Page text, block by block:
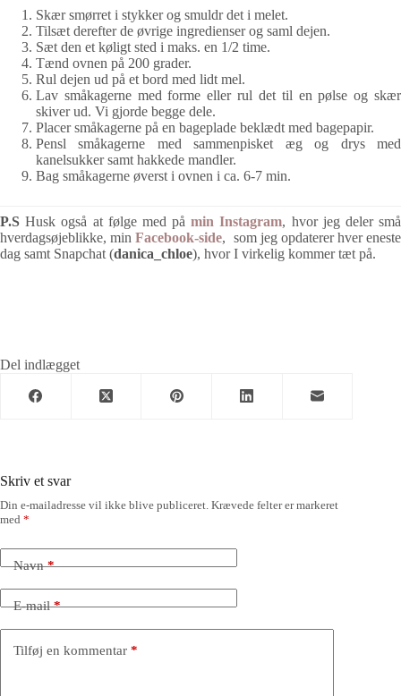
Skær smørret i stykker og smuldr det i melet.
Tilsæt derefter de øvrige ingredienser og saml dejen.
Sæt den et køligt sted i maks. en 1/2 time.
Tænd ovnen på 200 grader.
Rul dejen ud på et bord med lidt mel.
Lav småkagerne med forme eller rul det til en pølse og skær
skiver ud. Vi gjorde begge dele.
Placer småkagerne på en bageplade beklædt med bagepapir.
Pensl småkagerne med sammenpisket æg og drys med
kanelsukker samt hakkede mandler.
Bag småkagerne øverst i ovnen i ca. 6-7 min.
P.S Husk også at følge med påmin Instagram, hvor jeg deler små
hverdagsøjeblikke, minFacebook-side, som jeg opdaterer hver eneste
dag samt Snapchat (danica_chloe), hvor I virkelig kommer tæt på.
Del indlægget
Skriv et svar
Din e-mailadresse vil ikke blive publiceret. Krævede felter er markeret
med *
Navn*
E-mail*
Tilføj en kommentar *